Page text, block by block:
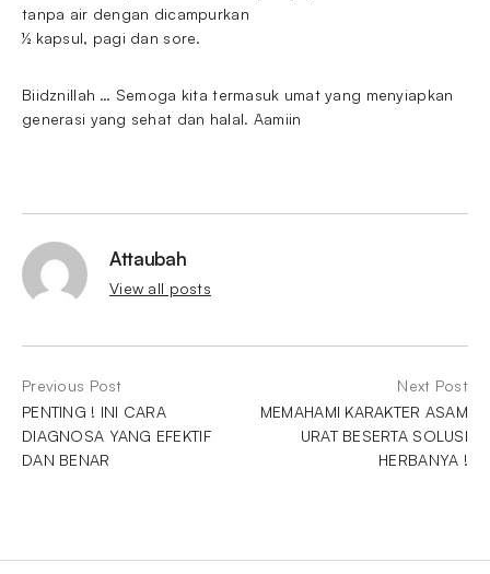
tanpa air dengan dicampurkan
½ kapsul, pagi dan sore.
Biidznillah … Semoga kita termasuk umat yang menyiapkan
generasi yang sehat dan halal. Aamiin
Attaubah
View all posts
Previous Post
PENTING ! INI CARA
DIAGNOSA YANG EFEKTIF
DAN BENAR
Next Post
MEMAHAMI KARAKTER ASAM
URAT BESERTA SOLUSI
HERBANYA !